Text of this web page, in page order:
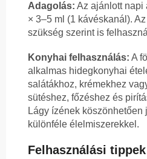
Adagolás: Az ajánlott napi
× 3–5 ml (1 kávéskanál).
szükség szerint is
Konyhai felhasználás: A
alkalmas hidegkonyhai
salátákhoz, krémekhez
sütéshez, főzéshez és
Lágy ízének köszönhetően
különféle élelmiszerekkel.
Felhasználási tippek